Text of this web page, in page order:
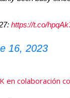
https://t.co/
16, 2023
en colaboración